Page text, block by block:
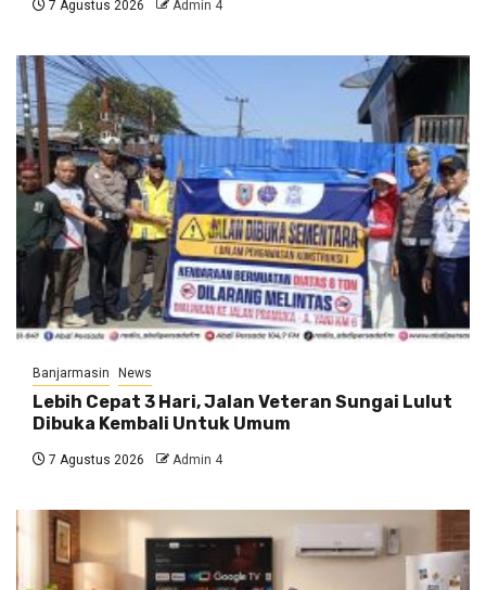
7 Agustus 2026 Admin 4
Banjarmasin News
Lebih Cepat 3 Hari, Jalan Veteran Sungai Lulut
Dibuka Kembali Untuk Umum
7 Agustus 2026 Admin 4